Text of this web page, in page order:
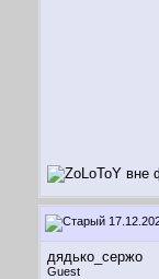
дядько_сержо
Guest